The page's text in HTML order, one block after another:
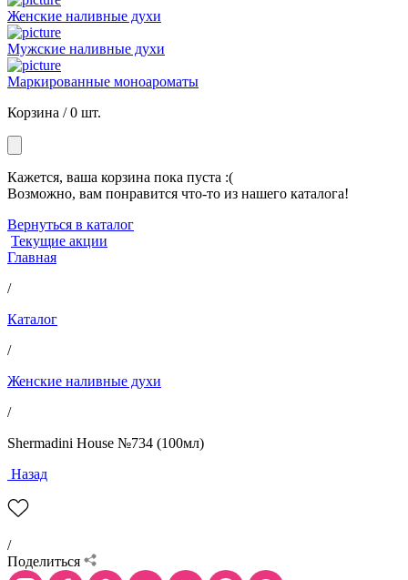
Женские наливные духи
Мужские наливные духи
Маркированные моноароматы
Корзина /0 шт.
Кажется, ваша корзина пока пуста :(
Возможно, вам понравится что-то из нашего каталога!
Вернуться в каталог
Текущие акции
Главная
/
Каталог
/
Женские наливные духи
/
Shermadini House №734 (100мл)
Назад
/
Поделиться